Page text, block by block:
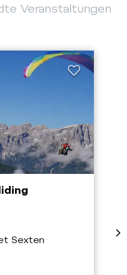
Veranstaltungen
Sexten